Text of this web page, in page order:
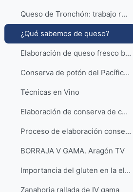
Queso de Tronchón: trabajo realizado sobre la elaboración artesanal del Queso de Tronchón
¿Qué sabemos de queso?
Elaboración de queso fresco batido con manzana deshidratada.
Conserva de potón del Pacífico con patatas
Técnicas en Vino
Elaboración de conserva de champiñones laminados
Proceso de elaboración conserva de espárrago
BORRAJA V GAMA. Aragón TV
Importancia del gluten en la elaboración del pan
Zanahoria rallada de IV gama